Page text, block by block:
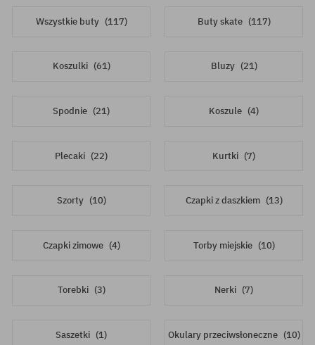
Wszystkie buty (117) Buty skate (117)
Koszulki (61) Bluzy (21)
Spodnie (21) Koszule (4)
Plecaki (22) Kurtki (7)
Szorty (10) Czapki z daszkiem (13)
Czapki zimowe (4) Torby miejskie (10)
Torebki (3) Nerki (7)
Saszetki (1) Okulary przeciwsłoneczne (10)